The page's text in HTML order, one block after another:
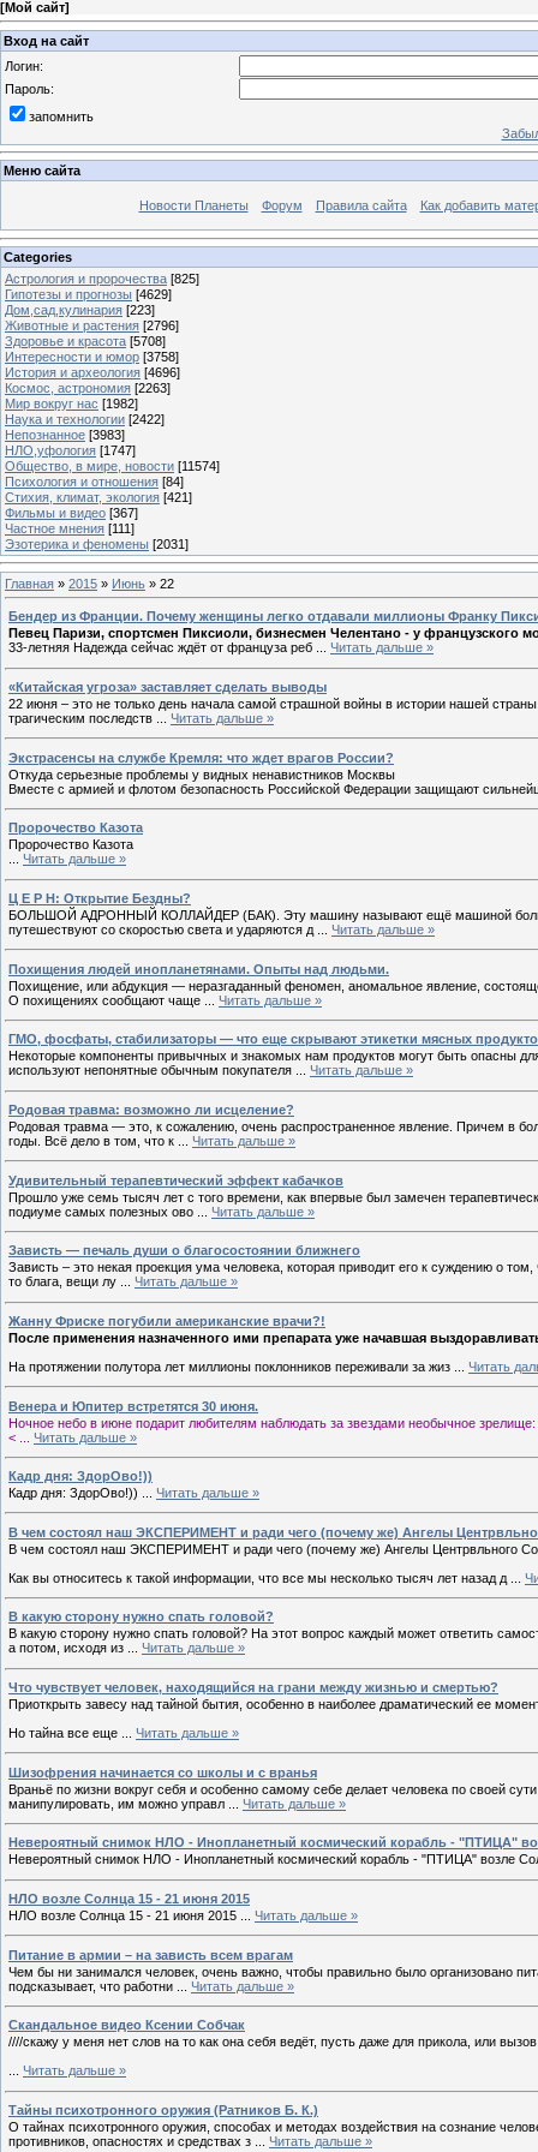
[Мой сайт]
Вход на сайт
Логин:
Пароль:
запомнить
Меню сайта
Новости Планеты Форум Правила сайта Как добавить
Categories
Астрология и пророчества [825]
Гипотезы и прогнозы [4629]
Дом,сад,кулинария [223]
Животные и растения [2796]
Здоровье и красота [5708]
Интересности и юмор [3758]
История и археология [4696]
Космос, астрономия [2263]
Мир вокруг нас [1982]
Наука и технологии [2422]
Непознанное [3983]
НЛО,уфология [1747]
Общество, в мире, новости [11574]
Психология и отношения [84]
Стихия, климат, экология [421]
Фильмы и видео [367]
Частное мнения [111]
Эзотерика и феномены [2031]
Главная » 2015 » Июнь » 22
Бендер из Франции. Почему женщины легко отдавали миллионы Франку
Певец Паризи, спортсмен Пиксиоли, бизнесмен Челентано - у
33-летняя Надежда сейчас ждёт от француза реб
Читать дальше »
«Китайская угроза» заставляет сделать выводы
22 июня – это не только день начала самой страшной войны в истории нашей
трагическим последств
Читать дальше »
Экстрасенсы на службе Кремля: что ждет врагов России?
Откуда серьезные проблемы у видных ненавистников Москвы
Вместе с армией и флотом безопасность Российской Федерации защищают
Пророчество Казота
Пророчество Казота
Читать дальше »
Ц Е Р Н: Открытие Бездны?
БОЛЬШОЙ АДРОННЫЙ КОЛЛАЙДЕР (БАК). Эту машину называют ещё машиной
путешествуют со скоростью света и ударяются д
Читать дальше »
Похищения людей инопланетянами. Опыты над людьми.
Похищение, или абдукция — неразгаданный феномен, аномальное явление,
О похищениях сообщают чаще
Читать дальше »
ГМО, фосфаты, стабилизаторы — что еще скрывают этикетки мясных
Некоторые компоненты привычных и знакомых нам продуктов могут быть опасны
используют непонятные обычным покупателя
Читать дальше »
Родовая травма: возможно ли исцеление?
Родовая травма — это, к сожалению, очень распространенное явление. Причем в
годы. Всё дело в том, что к
Читать дальше »
Удивительный терапевтический эффект кабачков
Прошло уже семь тысяч лет с того времени, как впервые был замечен
подиуме самых полезных ово
Читать дальше »
Зависть — печаль души о благосостоянии ближнего
Зависть – это некая проекция ума человека, которая приводит его к суждению о
то блага, вещи лу
Читать дальше »
Жанну Фриске погубили американские врачи?!
После применения назначенного ими препарата уже начавшая
На протяжении полутора лет миллионы поклонников переживали за жиз
Читать
Венера и Юпитер встретятся 30 июня.
Ночное небо в июне подарит любителям наблюдать за звездами необычное
<
Читать дальше »
Кадр дня: ЗдорОво!))
Кадр дня: ЗдорОво!))
Читать дальше »
В чем состоял наш ЭКСПЕРИМЕНТ и ради чего (почему же) Ангелы
В чем состоял наш ЭКСПЕРИМЕНТ и ради чего (почему же) Ангелы Центрвльного
Как вы относитесь к такой информации, что все мы несколько тысяч лет назад д
В какую сторону нужно спать головой?
В какую сторону нужно спать головой? На этот вопрос каждый может ответить
а потом, исходя из ... Читать дальше »
Что чувствует человек, находящийся на грани между жизнью и смертью?
Приоткрыть завесу над тайной бытия, особенно в наиболее драматический ее
Но тайна все еще
Читать дальше »
Шизофрения начинается со школы и с вранья
Враньё по жизни вокруг себя и особенно самому себе делает человека по своей
манипулировать, им можно управл
Читать дальше »
Невероятный снимок НЛО - Инопланетный космический корабль - "ПТИЦА"
Невероятный снимок НЛО - Инопланетный космический корабль - "ПТИЦА" возле
НЛО возле Солнца 15 - 21 июня 2015
НЛО возле Солнца 15 - 21 июня 2015
Читать дальше »
Питание в армии – на зависть всем врагам
Чем бы ни занимался человек, очень важно, чтобы правильно было организовано
подсказывает, что работни
Читать дальше »
Cкандальное видео Ксении Собчак
////скажу у меня нет слов на то как она себя ведёт, пусть даже для прикола, или
... Читать дальше »
Тайны психотронного оружия (Ратников Б. К.)
О тайнах психотронного оружия, способах и методах воздействия на сознание
противников, опасностях и средствах з
Читать дальше »